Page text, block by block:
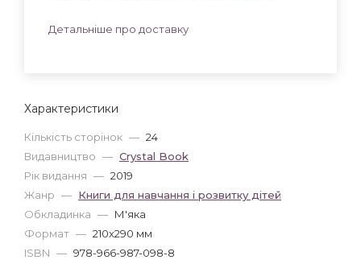
Характеристики
Кількість сторінок — 24
Видавництво — Crystal Book
Рік видання — 2019
Жанр — Книги для навчання і розвитку дітей
Обкладинка — М'яка
Формат — 210x290 мм
ISBN — 978-966-987-098-8
Детальніше про доставку